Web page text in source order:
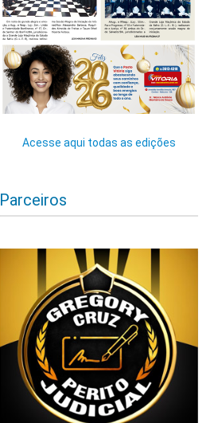
Acesse aqui todas as edições
Parceiros